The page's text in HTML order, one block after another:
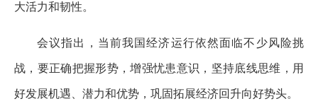
大活力和韧性。
会议指出，当前我国经济运行依然面临不少风险挑
战，要正确把握形势，增强忧患意识，坚持底线思维，用
好发展机遇、潜力和优势，巩固拓展经济回升向好势头。